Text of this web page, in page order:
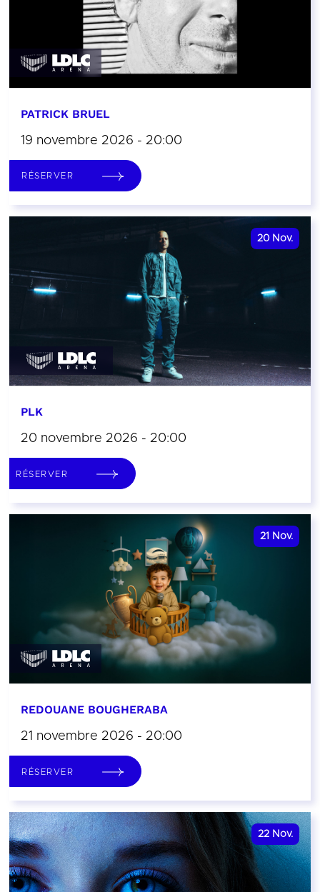
PATRICK BRUEL
19 novembre 2026 - 20:00
RÉSERVER
20 Nov.
PLK
20 novembre 2026 - 20:00
RÉSERVER
21 Nov.
REDOUANE BOUGHERABA
21 novembre 2026 - 20:00
RÉSERVER
22 Nov.